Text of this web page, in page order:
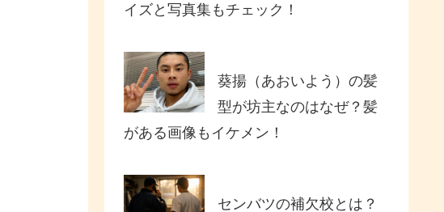
イズと写真集もチェック！
葵揚（あおいよう）の髪
型が坊主なのはなぜ？髪
がある画像もイケメン！
センバツの補欠校とは？